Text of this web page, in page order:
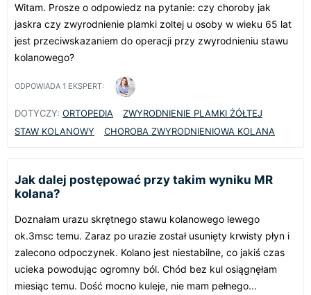
Witam. Prosze o odpowiedz na pytanie: czy choroby jak
jaskra czy zwyrodnienie plamki zoltej u osoby w wieku 65 lat
jest przeciwskazaniem do operacji przy zwyrodnieniu stawu
kolanowego?
ODPOWIADA 1 EKSPERT:
DOTYCZY: ORTOPEDIA
ZWYRODNIENIE PLAMKI ŻÓŁTEJ
STAW KOLANOWY
CHOROBA ZWYRODNIENIOWA KOLANA
Jak dalej postępować przy takim wyniku MR
kolana?
Doznałam urazu skrętnego stawu kolanowego lewego
ok.3msc temu. Zaraz po urazie został usunięty krwisty płyn i
zalecono odpoczynek. Kolano jest niestabilne, co jakiś czas
ucieka powodując ogromny ból. Chód bez kul osiągnęłam
miesiąc temu. Dość mocno kuleje, nie mam pełnego...